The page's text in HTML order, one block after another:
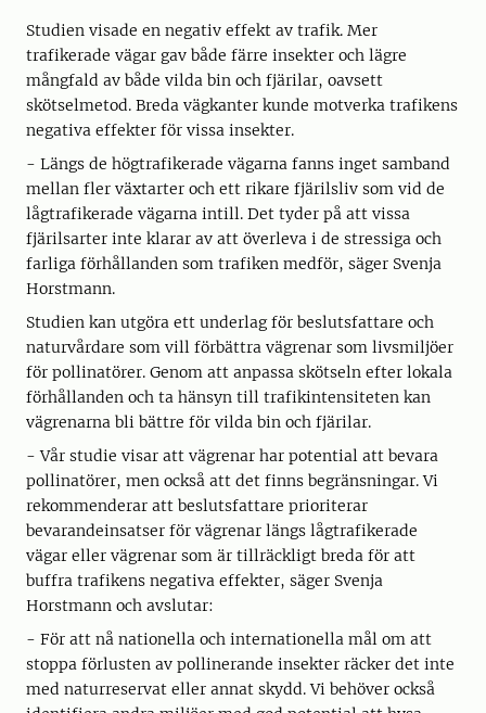
Studien visade en negativ effekt av trafik. Mer
trafikerade vägar gav både färre insekter och lägre
mångfald av både vilda bin och fjärilar, oavsett
skötselmetod. Breda vägkanter kunde motverka trafikens
negativa effekter för vissa insekter.
- Längs de högtrafikerade vägarna fanns inget samband
mellan fler växtarter och ett rikare fjärilsliv som vid de
lågtrafikerade vägarna intill. Det tyder på att vissa
fjärilsarter inte klarar av att överleva i de stressiga och
farliga förhållanden som trafiken medför, säger Svenja
Horstmann.
Studien kan utgöra ett underlag för beslutsfattare och
naturvårdare som vill förbättra vägrenar som livsmiljöer
för pollinatörer. Genom att anpassa skötseln efter lokala
förhållanden och ta hänsyn till trafikintensiteten kan
vägrenarna bli bättre för vilda bin och fjärilar.
- Vår studie visar att vägrenar har potential att bevara
pollinatörer, men också att det finns begränsningar. Vi
rekommenderar att beslutsfattare prioriterar
bevarandeinsatser för vägrenar längs lågtrafikerade
vägar eller vägrenar som är tillräckligt breda för att
buffra trafikens negativa effekter, säger Svenja
Horstmann och avslutar:
- För att nå nationella och internationella mål om att
stoppa förlusten av pollinerande insekter räcker det inte
med naturreservat eller annat skydd. Vi behöver också